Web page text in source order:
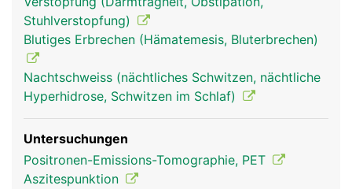
Stuhlverstopfung)
Blutiges Erbrechen (Hämatemesis, Bluterbrechen)
Nachtschweiss (nächtliches Schwitzen, nächtliche
Hyperhidrose, Schwitzen im Schlaf)
Untersuchungen
Positronen-Emissions-Tomographie, PET
Aszitespunktion